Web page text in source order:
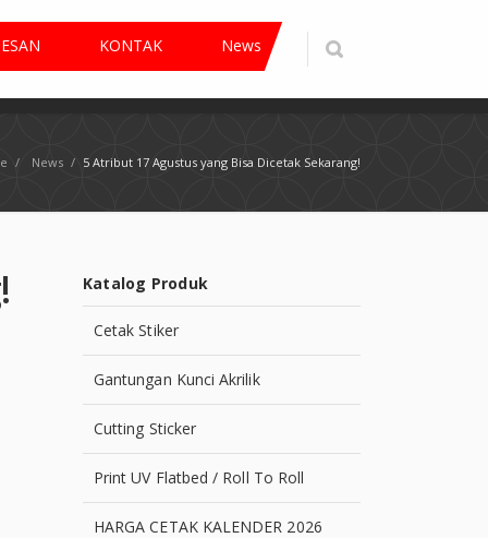
KONTAK News
/ News / 5 Atribut 17 Agustus yang Bisa Dicetak Sekarang!
Katalog Produk
Cetak Stiker
Gantungan Kunci Akrilik
Cutting Sticker
Print UV Flatbed / Roll To Roll
HARGA CETAK KALENDER 2026